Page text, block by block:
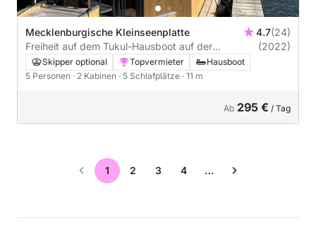
Mecklenburgische Kleinseenplatte 4.7(24)
Freiheit auf dem Tukul-Hausboot auf der
Macklenburger Seenplatte
(2022)
Skipper optional Topvermieter
Hausboot
5 Personen · 2 Kabinen · 5 Schlafplätze · 11 m
Ab 295 € / Tag
1 2 3 4 …